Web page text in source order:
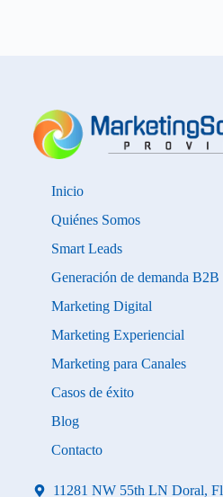
Inicio
Quiénes Somos
Smart Leads
Generación de demanda B2B
Marketing Digital
Marketing Experiencial
Marketing para Canales
Casos de éxito
Blog
Contacto
11281 NW 55th LN Doral,